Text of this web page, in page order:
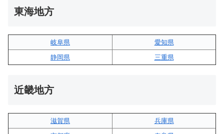
東海地方
岐阜県
愛知県
静岡県
三重県
近畿地方
滋賀県
兵庫県